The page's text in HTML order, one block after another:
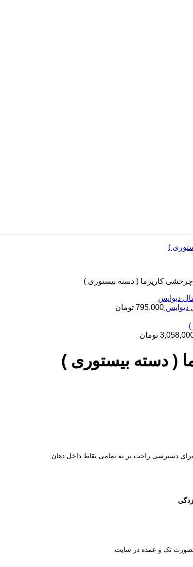
چرخشی کاریزما ( دسته بیستوری )
795,000 تومان
تومان
( دسته بیستوری )
برای دسترسی راحت تر به تمامی نقاط داخل دهان
تک و عمده در سایت